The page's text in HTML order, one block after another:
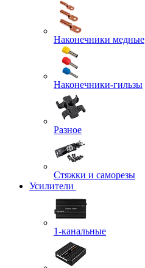
Наконечники медные
Наконечники-гильзы
Разное
Стяжки и саморезы
Усилители
1-канальные